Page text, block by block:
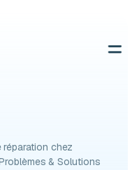
réparation chez
& Solutions